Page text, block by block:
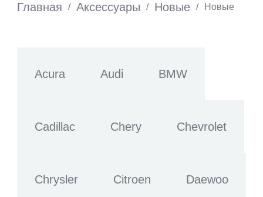
Главная / Аксессуары / Новые / Новые
Acura Audi BMW
Cadillac Chery Chevrolet
Chrysler Citroen Daewoo